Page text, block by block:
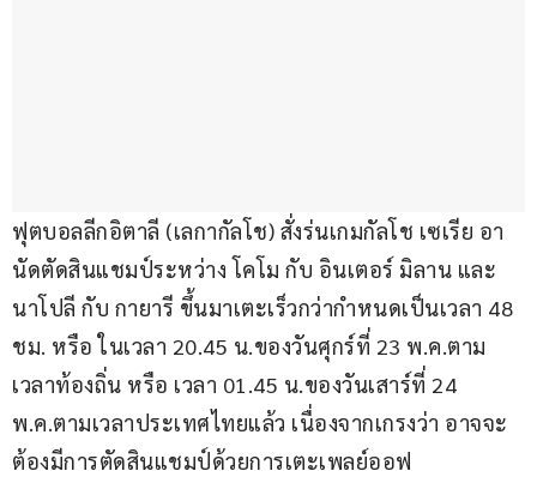
ฟุตบอลลีกอิตาลี (เลกากัลโช) สั่งร่นเกมกัลโช เซเรีย อา
นัดตัดสินแชมป์ระหว่าง โคโม กับ อินเตอร์ มิลาน และ
นาโปลี กับ กายารี ขึ้นมาเตะเร็วกว่ากำหนดเป็นเวลา 48
ชม. หรือ ในเวลา 20.45 น.ของวันศุกร์ที่ 23 พ.ค.ตาม
เวลาท้องถิ่น หรือ เวลา 01.45 น.ของวันเสาร์ที่ 24
พ.ค.ตามเวลาประเทศไทยแล้ว เนื่องจากเกรงว่า อาจจะ
ต้องมีการตัดสินแชมป์ด้วยการเตะเพลย์ออฟ